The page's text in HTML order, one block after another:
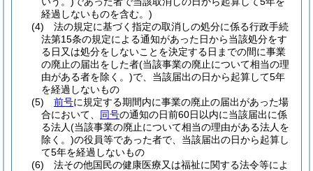
経過しないものを含む。)
(4)
法の規定に基づく指定の取消しの処分に係る行政手続
法第15条の規定による通知があった日から当該処分をす
る日又は処分をしないことを決定する日までの間に事業
の廃止の届出をした者(当該事業の廃止について相当の理
由がある者を除く。)で、当該届出の日から起算して5年
を経過しないもの
(5)
前号に規定する期間内に事業の廃止の届出があった場
合において、 同号の通知の日前60日以内に当該届出に係
る法人(当該事業の廃止について相当の理由がある法人を
除く。)の役員等であった者で、当該届出の日から起算し
て5年を経過しないもの
(6)
法その他国民の健康医療又は福祉に関する法令等によ